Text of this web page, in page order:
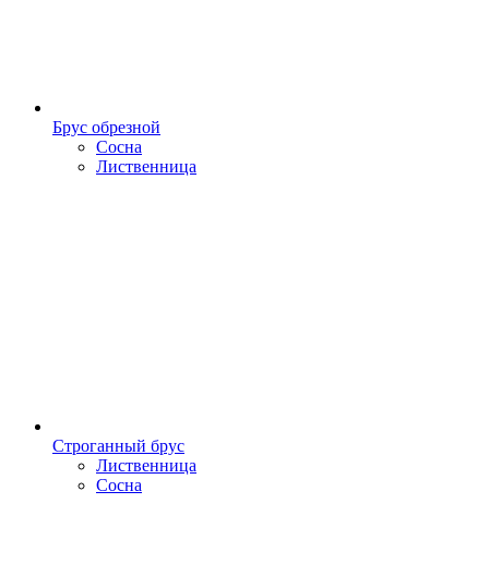
Брус обрезной
Сосна
Лиственница
Строганный брус
Лиственница
Сосна